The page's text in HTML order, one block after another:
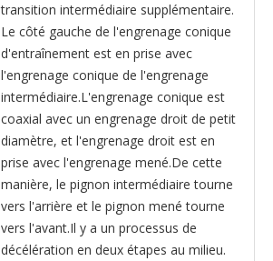
transition intermédiaire supplémentaire.
Le côté gauche de l'engrenage conique
d'entraînement est en prise avec
l'engrenage conique de l'engrenage
intermédiaire.L'engrenage conique est
coaxial avec un engrenage droit de petit
diamètre, et l'engrenage droit est en
prise avec l'engrenage mené.De cette
manière, le pignon intermédiaire tourne
vers l'arrière et le pignon mené tourne
vers l'avant.Il y a un processus de
décélération en deux étapes au milieu.